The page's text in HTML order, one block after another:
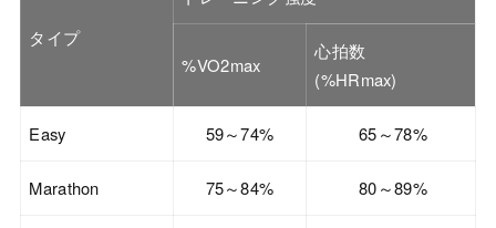
タイプ
%VO2max
心拍数
(%HRmax)
Easy 59～74% 65～78%
Marathon 75～84% 80～89%